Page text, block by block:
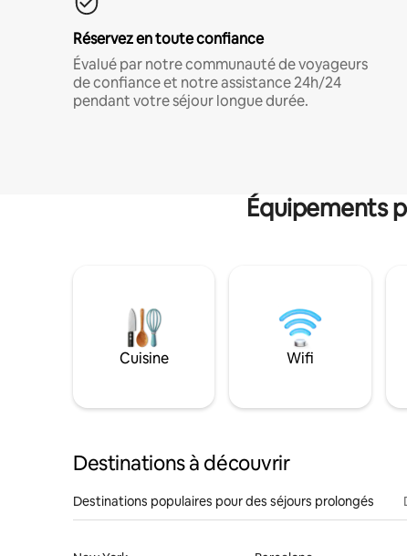
Réservez en toute confiance
Évalué par notre communauté de voyageurs
de confiance et notre assistance 24h/24
pendant votre séjour longue durée.
Équipements
Cuisine Wifi
Destinations à découvrir
Destinations populaires pour des séjours prolongés